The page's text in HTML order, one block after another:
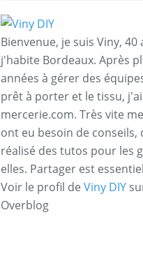
Bienvenue, je suis Viny, 40
j'habite Bordeaux. Après
années à gérer des
prêt à porter et le tissu,
mercerie.com. Très vite
ont eu besoin de conseils,
réalisé des tutos pour les
elles. Partager est
Voir le profil de Viny DIY
Overblog